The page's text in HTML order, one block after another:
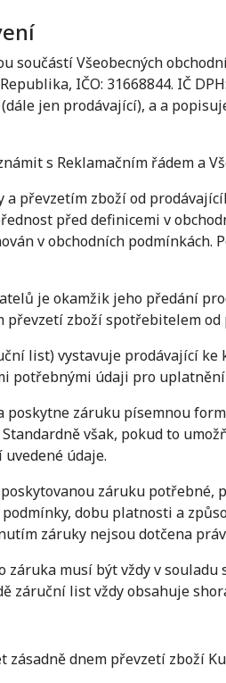
součástí Všeobecných
IČO: 31668844. IČ
(dále jen prodávající), a a
s Reklamačním řádem a
převzetím zboží od
před definicemi v
v obchodních
je okamžik jeho předání
zboží spotřebitelem od
list) vystavuje prodávající
potřebnými údaji pro
poskytne záruku písemnou
však, pokud to
údaje.
záruku
dobu platnosti a
záruky nejsou dotčena
záruka musí být vždy v
záruční list vždy obsahuje
zásadně dnem převzetí zboží